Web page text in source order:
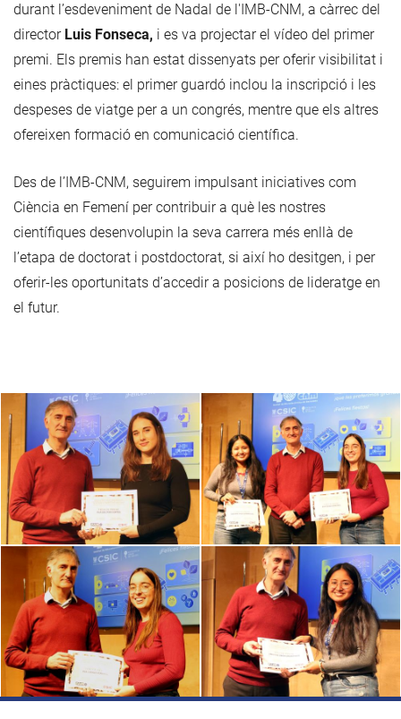
durant l’esdeveniment de Nadal de l'IMB-CNM, a càrrec del
director Luis Fonseca, i es va projectar el vídeo del primer
premi. Els premis han estat dissenyats per oferir visibilitat i
eines pràctiques: el primer guardó inclou la inscripció i les
despeses de viatge per a un congrés, mentre que els altres
ofereixen formació en comunicació científica.
Des de l’IMB-CNM, seguirem impulsant iniciatives com
Ciència en Femení per contribuir a què les nostres
científiques desenvolupin la seva carrera més enllà de
l’etapa de doctorat i postdoctorat, si així ho desitgen, i per
oferir-les oportunitats d’accedir a posicions de lideratge en
el futur.